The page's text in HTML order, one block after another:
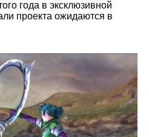
года в эксклюзивной
проекта ожидаются в